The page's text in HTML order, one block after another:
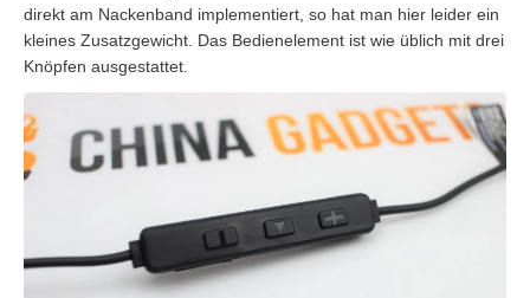
direkt am Nackenband implementiert, so hat man hier leider ein
kleines Zusatzgewicht. Das Bedienelement ist wie üblich mit drei
Knöpfen ausgestattet.